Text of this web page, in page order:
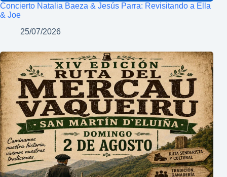
Concierto Natalia Baeza & Jesús Parra: Revisitando a Ella
& Joe
25/07/2026